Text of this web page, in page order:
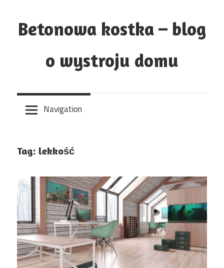
to
content
Betonowa kostka – blog
o wystroju domu
Navigation
Tag: lekkość